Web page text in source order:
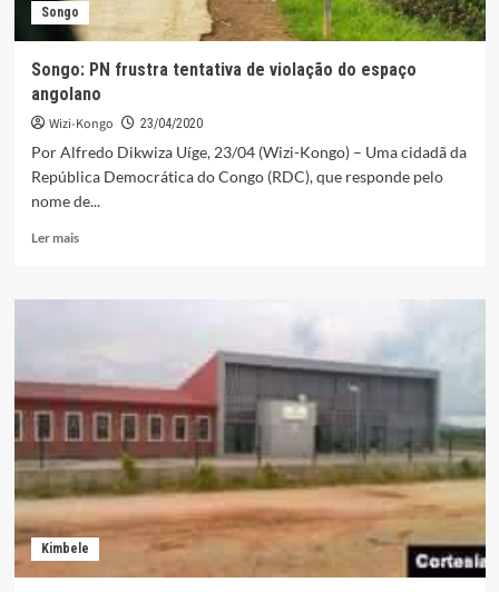
Songo
Songo: PN frustra tentativa de violação do espaço
angolano
Wizi-Kongo 23/04/2020
Por Alfredo Dikwiza Uíge, 23/04 (Wizi-Kongo) – Uma cidadã da
República Democrática do Congo (RDC), que responde pelo
nome de...
Ler maisLeia
Songo:
de
violação
do
espaço
angolano
Kimbele